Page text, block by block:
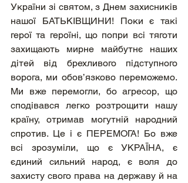
України зі святом, з Днем захисників
нашої БАТЬКІВЩИНИ! Поки є такі
герої та героїні, що попри всі тяготи
захищають мирне майбутнє наших
дітей від брехливого підступного
ворога, ми обов’язково переможемо.
Ми вже перемогли, бо агресор, що
сподівався легко розтрощити нашу
країну, отримав могутній народний
спротив. Це і є ПЕРЕМОГА! Бо вже
всі зрозуміли, що є УКРАЇНА, є
єдиний сильний народ, є воля до
захисту свого права на державу й на